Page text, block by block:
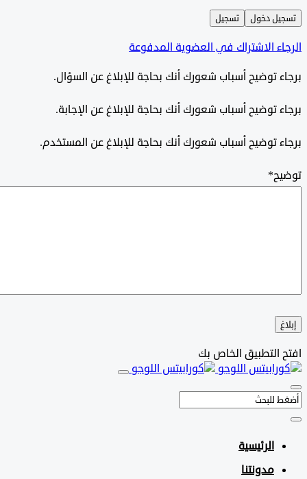
دخول تسجيل
الاشتراك في العضوية المدفوعة
توضيح أسباب شعورك أنك بحاجة للإبلاغ عن السؤال.
توضيح أسباب شعورك أنك بحاجة للإبلاغ عن الإجابة.
توضيح أسباب شعورك أنك بحاجة للإبلاغ عن المستخدم.
*
التطبيق الخاص بك
الرئيسية
مدونتنا